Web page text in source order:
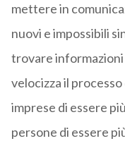
mettere in
nuovi e impossibili
trovare
velocizza il
imprese di essere
persone di essere